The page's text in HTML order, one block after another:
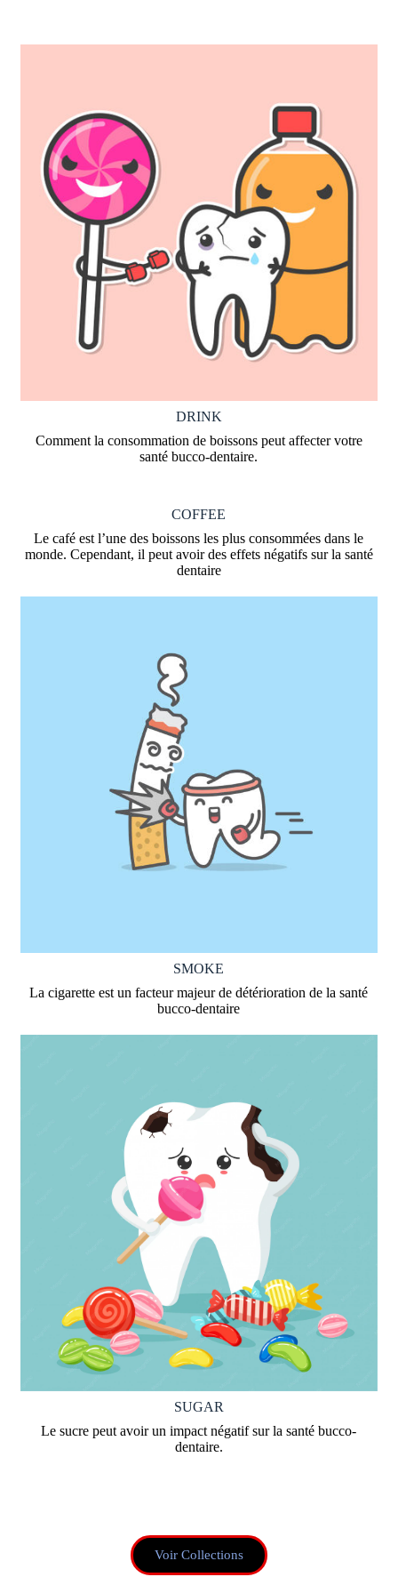
DRINK
Comment la consommation de boissons peut affecter votre
santé bucco-dentaire.
COFFEE
Le café est l’une des boissons les plus consommées dans le
monde. Cependant, il peut avoir des effets négatifs sur la santé
dentaire
SMOKE
La cigarette est un facteur majeur de détérioration de la santé
bucco-dentaire
SUGAR
Le sucre peut avoir un impact négatif sur la santé bucco-
dentaire.
Voir Collections